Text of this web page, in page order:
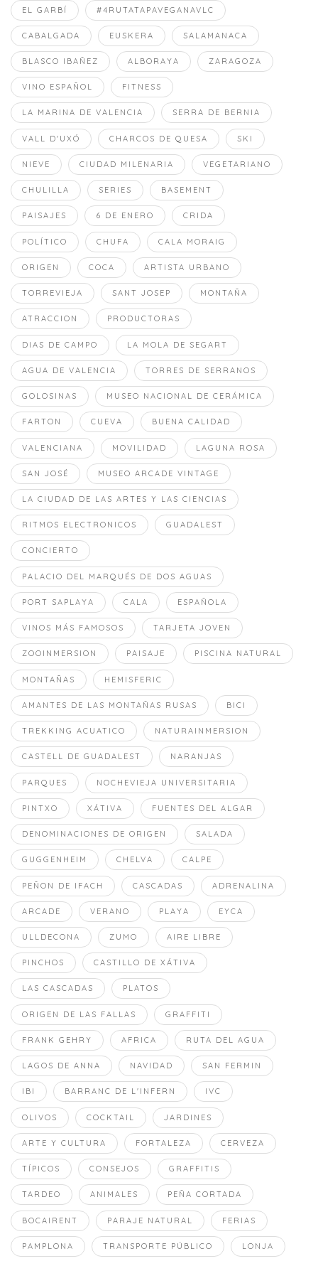
EL GARBÍ #4RUTATAPAVEGANAVLC
CABALGADA EUSKERA SALAMANACA
BLASCO IBAÑEZ ALBORAYA ZARAGOZA
VINO ESPAÑOL FITNESS
LA MARINA DE VALENCIA SERRA DE BERNIA
VALL D'UXÓ CHARCOS DE QUESA SKI
NIEVE CIUDAD MILENARIA VEGETARIANO
CHULILLA SERIES BASEMENT
PAISAJES 6 DE ENERO CRIDA
POLÍTICO CHUFA CALA MORAIG
ORIGEN COCA ARTISTA URBANO
TORREVIEJA SANT JOSEP MONTAÑA
ATRACCION PRODUCTORAS
DIAS DE CAMPO LA MOLA DE SEGART
AGUA DE VALENCIA TORRES DE SERRANOS
GOLOSINAS MUSEO NACIONAL DE CERÁMICA
FARTON CUEVA BUENA CALIDAD
VALENCIANA MOVILIDAD LAGUNA ROSA
SAN JOSÉ MUSEO ARCADE VINTAGE
LA CIUDAD DE LAS ARTES Y LAS CIENCIAS
RITMOS ELECTRONICOS GUADALEST
CONCIERTO
PALACIO DEL MARQUÉS DE DOS AGUAS
PORT SAPLAYA CALA ESPAÑOLA
VINOS MÁS FAMOSOS TARJETA JOVEN
ZOOINMERSION PAISAJE PISCINA NATURAL
MONTAÑAS HEMISFERIC
AMANTES DE LAS MONTAÑAS RUSAS BICI
TREKKING ACUATICO NATURAINMERSION
CASTELL DE GUADALEST NARANJAS
PARQUES NOCHEVIEJA UNIVERSITARIA
PINTXO XÁTIVA FUENTES DEL ALGAR
DENOMINACIONES DE ORIGEN SALADA
GUGGENHEIM CHELVA CALPE
PEÑON DE IFACH CASCADAS ADRENALINA
ARCADE VERANO PLAYA EYCA
ULLDECONA ZUMO AIRE LIBRE
PINCHOS CASTILLO DE XÁTIVA
LAS CASCADAS PLATOS
ORIGEN DE LAS FALLAS GRAFFITI
FRANK GEHRY AFRICA RUTA DEL AGUA
LAGOS DE ANNA NAVIDAD SAN FERMIN
IBI BARRANC DE L'INFERN IVC
OLIVOS COCKTAIL JARDINES
ARTE Y CULTURA FORTALEZA CERVEZA
TÍPICOS CONSEJOS GRAFFITIS
TARDEO ANIMALES PEÑA CORTADA
BOCAIRENT PARAJE NATURAL FERIAS
PAMPLONA TRANSPORTE PÚBLICO LONJA